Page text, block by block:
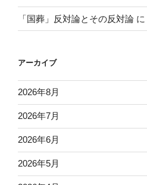
「国葬」反対論とその反対論 に
アーカイブ
2026年8月
2026年7月
2026年6月
2026年5月